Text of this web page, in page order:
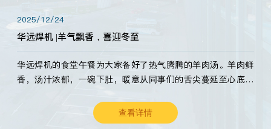
2025/12/24
华远焊机 |羊气飘香，喜迎冬至
华远焊机的食堂午餐为大家备好了热气腾腾的羊肉汤。羊肉鲜
香，汤汁浓郁，一碗下肚，暖意从同事们的舌尖蔓延至心底。
查看详情